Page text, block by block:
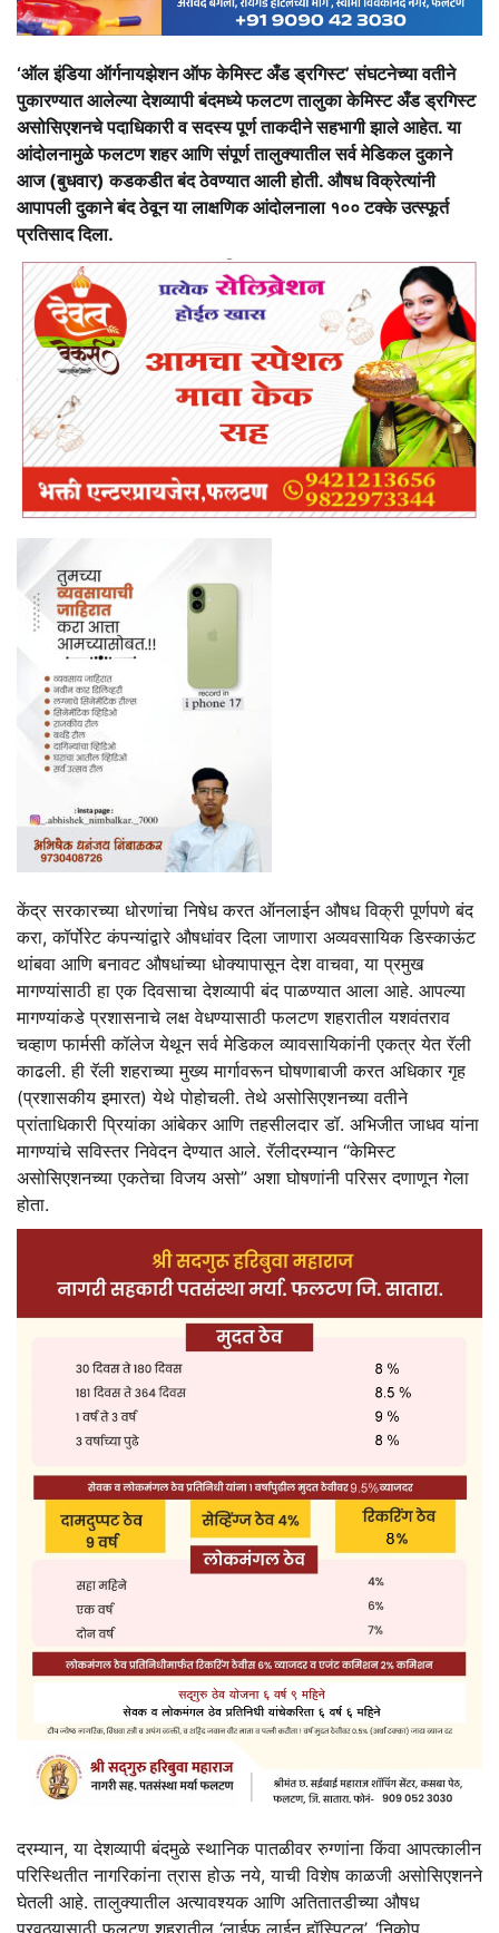
‘ऑल इंडिया ऑर्गनायझेशन ऑफ केमिस्ट अँड ड्रगिस्ट’ संघटनेच्या वतीने
पुकारण्यात आलेल्या देशव्यापी बंदमध्ये फलटण तालुका केमिस्ट अँड ड्रगिस्ट
असोसिएशनचे पदाधिकारी व सदस्य पूर्ण ताकदीने सहभागी झाले आहेत. या
आंदोलनामुळे फलटण शहर आणि संपूर्ण तालुक्यातील सर्व मेडिकल दुकाने
आज (बुधवार) कडकडीत बंद ठेवण्यात आली होती. औषध विक्रेत्यांनी
आपापलीदुकानेबंद ठेवून या लाक्षणिक आंदोलनाला १०० टक्के उत्स्फूर्त
प्रतिसाद दिला.
केंद्र सरकारच्या धोरणांचा निषेध करत ऑनलाईन औषध विक्री पूर्णपणे बंद
करा, कॉर्पोरेट कंपन्यांद्वारे औषधांवर दिला जाणारा अव्यवसायिक डिस्काऊंट
थांबवा आणि बनावट औषधांच्या धोक्यापासून देश वाचवा, या प्रमुख
मागण्यांसाठी हा एक दिवसाचा देशव्यापी बंद पाळण्यात आला आहे. आपल्या
मागण्यांकडे प्रशासनाचे लक्ष वेधण्यासाठी फलटण शहरातील यशवंतराव
चव्हाण फार्मसी कॉलेज येथून सर्व मेडिकल व्यावसायिकांनी एकत्र येत रॅली
काढली. ही रॅली शहराच्या मुख्य मार्गावरून घोषणाबाजी करत अधिकार गृह
(प्रशासकीय इमारत) येथे पोहोचली. तेथे असोसिएशनच्या वतीने
प्रांताधिकारी प्रियांका आंबेकर आणि तहसीलदार डॉ. अभिजीत जाधव यांना
मागण्यांचे सविस्तर निवेदन देण्यात आले. रॅलीदरम्यान “केमिस्ट
असोसिएशनच्या एकतेचा विजय असो” अशा घोषणांनी परिसर दणाणून गेला
होता.
दरम्यान, या देशव्यापी बंदमुळे स्थानिक पातळीवर रुग्णांना किंवा आपत्कालीन
परिस्थितीत नागरिकांना त्रास होऊ नये, याची विशेष काळजी असोसिएशनने
घेतली आहे. तालुक्यातील अत्यावश्यक आणि अतितातडीच्या औषध